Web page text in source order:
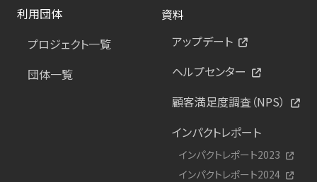
利用団体
プロジェクト一覧
団体一覧
資料
アップデート
ヘルプセンター
顧客満足度調査（NPS）
インパクトレポート
インパクトレポート2023
インパクトレポート2024